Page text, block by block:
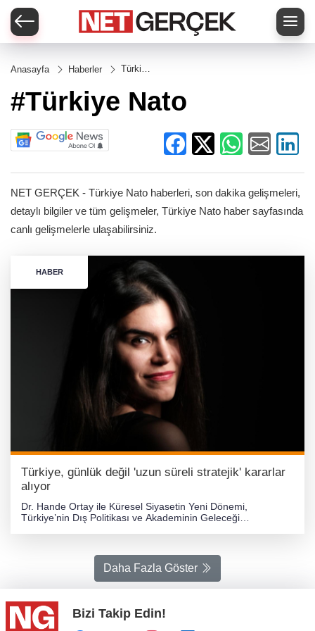
Anasayfa Haberler
Türkiye
#Türkiye Nato
NET GERÇEK - Türkiye Nato haberleri, son dakika gelişmeleri,
detaylı bilgiler ve tüm gelişmeler, Türkiye Nato haber sayfasında
canlı gelişmelerle ulaşabilirsiniz.
HABER
Türkiye, günlük değil 'uzun süreli stratejik' kararlar
alıyor
Dr. Hande Ortay ile Küresel Siyasetin Yeni Dönemi, Türkiye’nin Dış Politikası ve Akademinin Geleceği ÜzerineDerinlikli Bir Söyleşi... 1. Akademik Yolculuğunuz ve İlham Kaynaklarınız 1. Bu alana yönelmenizde hangi unsurlar etkili oldu? Bu alana yönelişim aslında bireysel merakımla toplumsal gözlemimin kesişim noktasında başladı. Küçük yaşlardan itibaren ülkelerin neden çatıştığını, neden anlaşabildiğini, hangi koşullarda işbirliğine girdiklerini merak eden biriydim. Zamanla bu merak daha analitik bir çerçeveye oturdu. Ülkelerin sadece ekonomik ya da siyasi değil, tarihsel hafızaları, kimlikleri, güvenlik algıları ve iç dinamikleri tarafından yönlendirildiklerini görmek beni çok etkiledi. Dolayısıyla bu alanda akademik bir yolculuğa çıkmak benim için doğal bir süreçti; dünyayı anlamanın en güçlü yollarından biri olarak uluslararası ilişkileri seçtim. 2. Akademik çalışmalarınızın çıkış noktasını nasıl tanımlarsınız? Çalışmalarımın temel ekseni “devlet davranışını açıklamak.” Bir devlet neden böyle davranır? Bu tercihlerini hangi tehdit algısına, hangi güvenlik kaygısına, hangi tarihsel deneyime göre şekillendirir? Ben bu soruların peşinden gidiyorum. Siyaset bilimi ve uluslararası ilişkiler disiplinlerinin kesiştiği yer tam olarak burada: Davranışsal siyaset ve karar alma süreçleri. Devlet aktörlerinin stratejik hesaplarını anlamak, küresel sistemin görünmeyen yönlerini de aydınlatıyor. 3. Konu seçimlerinizde hangi ölçütleri dikkate alıyorsunuz? Ben üç kritere çok önem veririm: Birincisi, literatürde eksik kalmış bir boşluk olması. İkincisi, çalışmanın gerçek hayata dokunabilmesi. Üçüncüsü, siyasi karar alıcılara, topluma veya akademiye somut bir katkı sunması. Akademik üretimin, yalnızca akademik çevrelerde dolaşan bir bilgi olmaktan çıkıp daha geniş bir etki alanına sahip olmasını çok önemsiyorum. 4. Sizi akademik anlamda en çok etkileyen teorisyen kimdir? Realizmin kurucularından Hans Morgenthau, özellikle güç ve çıkar kavramlarını ele alış biçimiyle beni her zaman etkilemiştir. Ancak tek bir teoriye saplanıp kalmamak gerektiğini düşünüyorum. Realizmin gücünü kabul ederken, konstrüktivizmin kimlik ve söylem vurgusunun; liberalizmin ise kurumlar ve işbirliği mekanizmalarına bakışının da önemini görüyorum. Kısacası, ben farklı teorik yaklaşımları birlikte kullanmayı tercih eden bir araştırmacıyım. 2. Uzmanlık Alanlarınız ve Devam Eden Çalışmalar 5. Şu sıralar üzerinde çalıştığınız projeler neler? Son yıllarda özellikle orta ölçekli devletlerin küresel güç rekabeti içerisindeki konumlarını detaylı şekilde inceliyorum. Bu aktörler ne tamamen bağımlı ne de bağımsız; tam bu ikisi arasında bir hareket alanları var. Ayrıca Türkiye’nin dış politikasındaki davranış değişimlerini analiz eden, söylem-temelli ve karşılaştırmalı bir proje yürütüyorum. Burada özellikle liderlik tarzları, güvenlik algıları ve bölgesel konjonktürün etkisini incelemek benim için çok önemli. 6. Uluslararası ilişkilerde yanlış anlaşıldığını düşündüğünüz bir kavram var mı? “Dış politika tamamen siyasi tercihtir” şeklindeki anlayış oldukça yanıltıcı. Bir devletin dış politikasını belirleyen onlarca faktör vardır: askeri kapasite, ekonomik kırılganlık, toplumun beklentileri, jeopolitik riskler ve bölgesel dinamikler… Dış politika çoğu zaman konjonktürün zorladığı bir zorunluluk hâline gelir. Ben bu gerçeğin daha çok anlaşılmasını önemsiyorum. 7. Teorik olarak hangi yaklaşım sizi daha çok besliyor? Realizmin güç dengesi analizini oldukça açıklayıcı buluyorum fakat günümüz dünyasında bunun tek başına yeterli olmadığını düşünüyorum. Konstrüktivizm, özellikle algılar ve kimlik üzerinden yaptığı vurgu ile birçok çatışmayı anlamayı kolaylaştırıyor. Liberalizmin kurumsal işbirliği önerileri ise küresel sorunların çözümünde vazgeçilmez. Bu nedenle ben çoğu zaman “hibrit bir teorik yaklaşım” kullanıyorum. 8. Çalışmalarınız Türkiye’nin dış politikasını anlamamıza nasıl yardımcı oluyor? Ben özellikle karar alma süreçlerindeki psikolojik, tarihsel ve jeopolitik boyutları analiz ediyorum. Bu, Türkiye’nin dış politikadaki adımlarının sadece “güncel bir hamle” değil; uzun süredir devam eden bir stratejik davranış biçiminin parçası olduğunu gösteriyor. Böylece dış politika daha okunabilir hâle geliyor. 9. Metodolojik yaklaşımınızı nasıl tanımlarsınız? Nitel bir yaklaşım benimsiyorum. Söylem analizi, karşılaştırmalı vaka incelemeleri ve tarihsel süreç analizleri çalışmalarımın merkezinde yer alıyor. Devletlerin niyetlerini anlamak için sadece rakamlara değil; söylemlere, kimliklere ve siyasi reflekslere bakmak gerektiğine inanıyorum. 3. Küresel Gelişmeleri Nasıl Okuyorsunuz? 10. Bugünün uluslararası sistemindeki en büyük kırılganlık nedir? Küresel güç dağılımının tam olarak şekillenmemiş olması. Ne tek kutuplu bir düzen var, ne de çok kutupluluk tam anlamıyla oturmuş durumda. Bu geçiş dönemleri tarihsel olarak en riskli dönemlerdir; çünkü belirsizlik en büyük gerilim kaynağıdır. Bugün yaşadığımız birçok çatışmanın kökeninde de bu belirsizlik yatıyor. 11. ABD–Çin rekabetini nasıl öngörüyorsunuz? Bu rekabet uzun süre daha devam edecek ve sertleşecek ama doğrudan bir askeri çatışmanın çok düşük bir ihtimal olduğunu düşünüyorum. Çünkü iki ülke de maliyetlerin farkında. Rekabet daha çok teknoloji, yapay zekâ, Asya-Pasifik bölgesi ve ekonomik nüfuz alanları üzerinden yürüyecek. Bu “sistemik rekabet”, 21. yüzyılın en önemli belirleyici faktörü. 12. AB’nin genişleme politikalarına nasıl bakıyorsunuz? Avrupa Birliği şu anda iç bütünlüğünü güçlendirme çabası ile jeopolitik zorunluluklar arasında sıkışmış durumda. Genişleme artık bir tercih değil, güvenlik temelli bir ihtiyaç hâline geliyor. Bu nedenle AB’nin eskiye kıyasla daha stratejik bir genişleme politikasına yöneleceğini düşünüyorum. 13. Orta Doğu’daki güç dengeleri nereye gidiyor? Bölgedeki dinamikler devlet merkezli yapıdan çıktı; artık çok aktörlü bir güvenlik ortamı var. Devlet dışı aktörler, vekil güçler ve bölgesel rekabetler iç içe geçmiş durumda. Bu karmaşıklık bazen istikrarsızlık yaratıyor ama aynı zamanda kontrol edilebilir bir düzen arayışını da beraberinde getiriyor. 14. Rusya’nın mevcut küresel yönelimlerini nasıl değerlendiriyorsunuz? Rusya, küresel bir güç olarak kalma iradesine sahip fakat ekonomik kapasitesi bu iddiayı uzun vadede taşımakta zorlanıyor. Bu nedenle daha agresif, daha kısa vadeli ve daha yüksek riskli dış politika tercihleri yaptığını görüyoruz. Rusya’nın bu stratejik yöneliminin küresel politikaya etkisi büyük. 15. Küresel güvenlik mimarisinin yenilenmesi gerektiğini düşünüyor musunuz? Kesinlikle. Bugün karşı karşıya olduğumuz tehditlerin çoğu –siber saldırılar, dezenformasyon, enerji güvenliği, göç baskısı– 20. yüzyılda tasarlanmış güvenlik mimarisinin kapsamının çok dışında. Yeni nesil tehditlere uygun uluslararası mekanizmalara ihtiyaç var. 4. Türkiye’nin Dış Politikası ve Bölgesel Rolü 16. Türkiye’nin çok yönlü dış politikasını nasıl yorumluyorsunuz? Türkiye son yıllarda tek eksenli dış politikayı geride bırakarak çok boyutlu bir dış politika anlayışına yöneldi. Bu, “alternatifsizlikten” ziyade stratejik esneklik yaratma arzusunun bir sonucu. Türkiye’nin coğrafi konumu, tarihsel tecrübesi ve güvenlik kaygıları böyle çok yönlü bir yaklaşımı doğal kılıyor. 17. Türkiye’nin bölgesel rolünün geleceği hakkında ne düşünüyorsunuz? Türkiye, bulunduğu coğrafyada hem askeri hem diplomatik hem de ekonomik açıdan anahtar bir aktör hâline geldi. Bu rolün daha da güçleneceğini düşünüyorum. Ancak bölgesel güç olmak sürekli bir dikkat, denge politikası ve çok boyutlu diplomasi gerektiriyor. 18. Komşu ülkelerle ilişkilerdeki en önemli fırsat ve riskler neler? Fırsatlar: Enerji koridorları, ticaret potansiyeli, diplomatik nüfuz alanları. Riskler: Bölgesel çatışmaların sürmesi, jeopolitik kırılganlıklar ve devlet dışı aktörlerin artan etkisi. Türkiye’nin bu dengeyi iyi yönetmesi gerekiyor. 19. Türkiye'nin NATO’daki rolü hakkında ne düşünüyorsunuz? Türkiye NATO’nun sadece askeri değil jeopolitik olarak da en kritik üyesi. Coğrafi konumu, bölgesel erişimi ve askeri kapasitesi ittifak için vazgeçilmez bir değer. Zaman zaman görüş ayrılıkları yaşansa da Türkiye’nin NATO içindeki stratejik ağırlığı çok yüksek. 20. Türkiye–AB ilişkileri sizce nereye gidiyor? Bu ilişki “zorunlu bir ortaklık.” Tam üyelik perspektifi yeniden canlanabilir fakat bu kısa vadede gerçekleşecek bir süreç değil. Ancak karşılıklı ihtiyaçların arttığı bir döneme giriyoruz; bu nedenle yeni bir işbirliği modeli gündeme gelebilir. 5. Toplumsal ve Siyasal Dinamiklere Bakışınız 21. Popülizmin yükselişi Türkiye siyasetini nasıl etkiliyor? Popülizm sadece Türkiye’nin değil, dünyanın gerçeği. Türkiye’de popülizm zaman zaman siyasi kutuplaşmayı derinleştiriyor ve rasyonel politik tartışmanın önüne geçebiliyor. Bununla birlikte popülizm, toplumsal taleplerin görünür olmasını da sağlıyor. Yani tek yönlü bir etkiden söz edemeyiz. 22. Gençlerin siyasete bakışı üzerine ne söylersiniz? Gençler beklentileri yüksek, sabırsız ve oldukça sorgulayıcı. Geleneksel siyaset tarzına karşı mesafeliler; daha şeffaf, daha katılımcı, daha pragmatik bir siyaset dili talep ediyorlar. Bu, siyaset kurumunun kendisini yenilemesi için önemli bir fırsat. 23. Dijitalleşmenin politik davranışları nasıl etkilediğini düşünüyorsunuz? Dijitalleşme siyaseti hızlandırdı; bilgiye erişimi kolaylaştırdı ve siyasi katılımı görünür kıldı. Ancak aynı zamanda bilgi kirliliği, kutuplaştırıcı söylem ve manipülasyon risklerini de yükseltti. Dolayısıyla dijitalleşme hem bir fırsat hem bir tehdit. 24. Küreselleşme çağında ulus-devletin rolü sizce değişiyor mu? Evet, ancak bu bir zayıflama değil, dönüşüm. Ulus-devlet hâlâ sistemin temel aktörü fakat artık yalnızca klasik güvenlik ve sınır koruma rolüyle var olmuyor; ekonomik entegrasyon, teknoloji, göç ve bilgi akışı gibi alanlarda da yeni görevler üstleniyor. 25. Demokrasi–otoriterlik tartışmalarının küresel ölçekte geri dönmesinin nedeni nedir? Ekonomik belirsizlik ve güvenlik kaygıları toplumları daha güç
Daha Fazla Göster
Bizi Takip Edin!